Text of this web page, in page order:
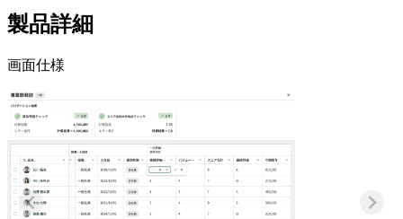
製品詳細
画面仕様